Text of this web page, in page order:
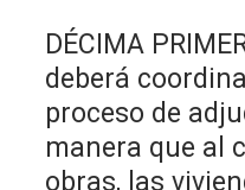
DÉCIMA
deberá
proceso de
manera que al
obras, las